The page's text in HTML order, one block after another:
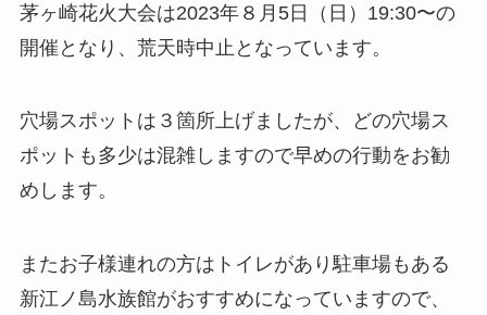
茅ヶ崎花火大会は2023年８月5日（日）19:30〜の
開催となり、荒天時中止となっています。
穴場スポットは３箇所上げましたが、どの穴場ス
ポットも多少は混雑しますので早めの行動をお勧
めします。
またお子様連れの方はトイレがあり駐車場もある
新江ノ島水族館がおすすめになっていますので、